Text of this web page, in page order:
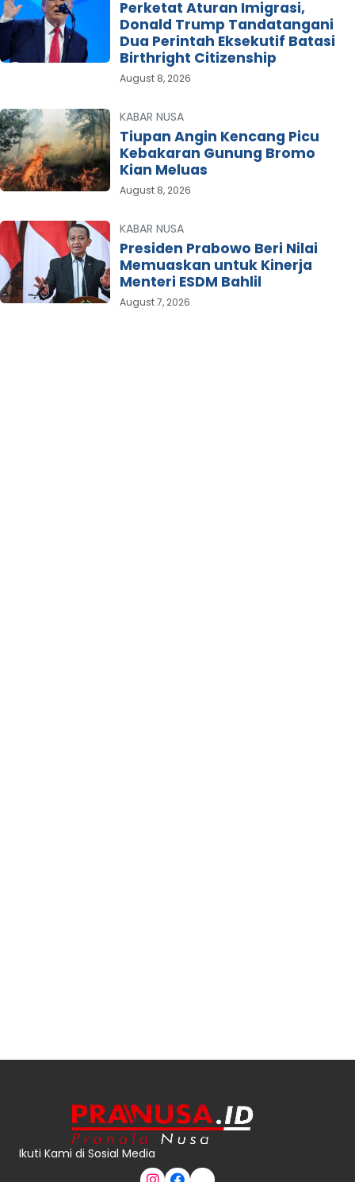
Perketat Aturan Imigrasi,
Donald Trump Tandatangani
Dua Perintah Eksekutif Batasi
Birthright Citizenship
August 8, 2026
KABAR NUSA
Tiupan Angin Kencang Picu
Kebakaran Gunung Bromo
Kian Meluas
August 8, 2026
KABAR NUSA
Presiden Prabowo Beri Nilai
Memuaskan untuk Kinerja
Menteri ESDM Bahlil
August 7, 2026
Ikuti Kami di Sosial Media